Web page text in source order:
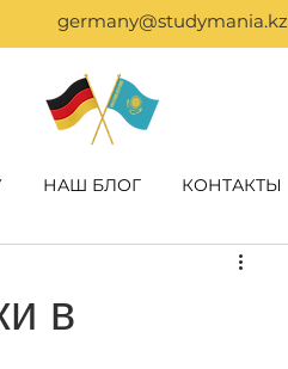
germany@studymania.kz
НАШ БЛОГ КОНТАКТЫ
в